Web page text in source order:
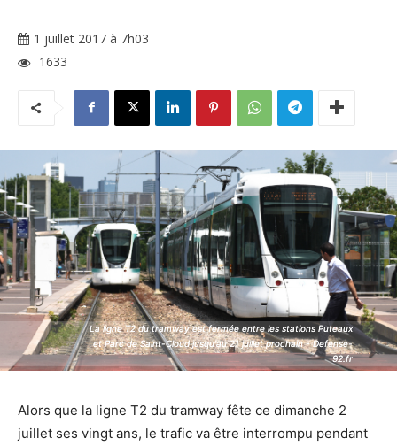
1 juillet 2017 à 7h03
1633
La ligne T2 du tramway est fermée entre les stations Puteaux
et Parc de Saint-Cloud jusqu'au 21 juillet prochain - Defense-
92.fr
La ligne T2 du tramway est fermée entre les stations Puteaux
et Parc de Saint-Cloud jusqu'au 21 juillet prochain - Defense-
92.fr
Alors que la ligne T2 du tramway fête ce dimanche 2
juillet ses vingt ans, le trafic va être interrompu pendant